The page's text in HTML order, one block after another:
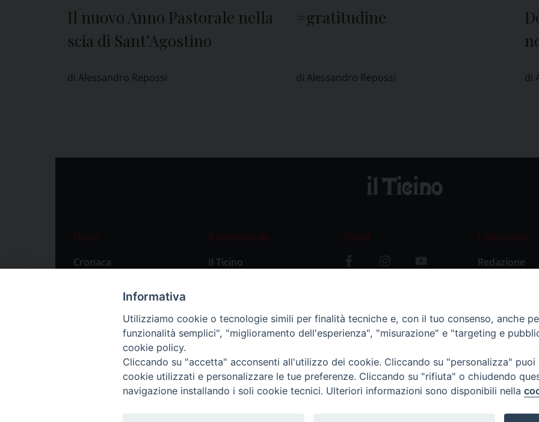
Il nuovo Anno Pastorale nella
scia di Sant’Agostino
di Alessandro Repossi
#gratitudine
di Alessandro Repossi di
News
Cronaca
Primo Piano
Il settimanale
Il Ticino
Social
L’editoriale
Redazione
Informativa
Utilizziamo cookie o tecnologie simili per finalità tecniche e, con il tuo consenso, anche
funzionalità semplici", "miglioramento dell'esperienza", "misurazione" e "targeting e
cookie policy.
Cliccando su "accetta" acconsenti all'utilizzo dei cookie. Cliccando su "personalizza"
cookie utilizzati e personalizzare le tue preferenze. Cliccando su "rifiuta" o chiudendo
navigazione installando i soli cookie tecnici. Ulteriori informazioni sono disponibili nella